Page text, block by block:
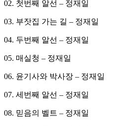
02. 첫번째 알선 – 정재일
03. 부잣집 가는 길 – 정재일
04. 두번째 알선 – 정재일
05. 매실청 – 정재일
06. 윤기사와 박사장 – 정재일
07. 세번째 알선 – 정재일
08. 믿음의 벨트 – 정재일